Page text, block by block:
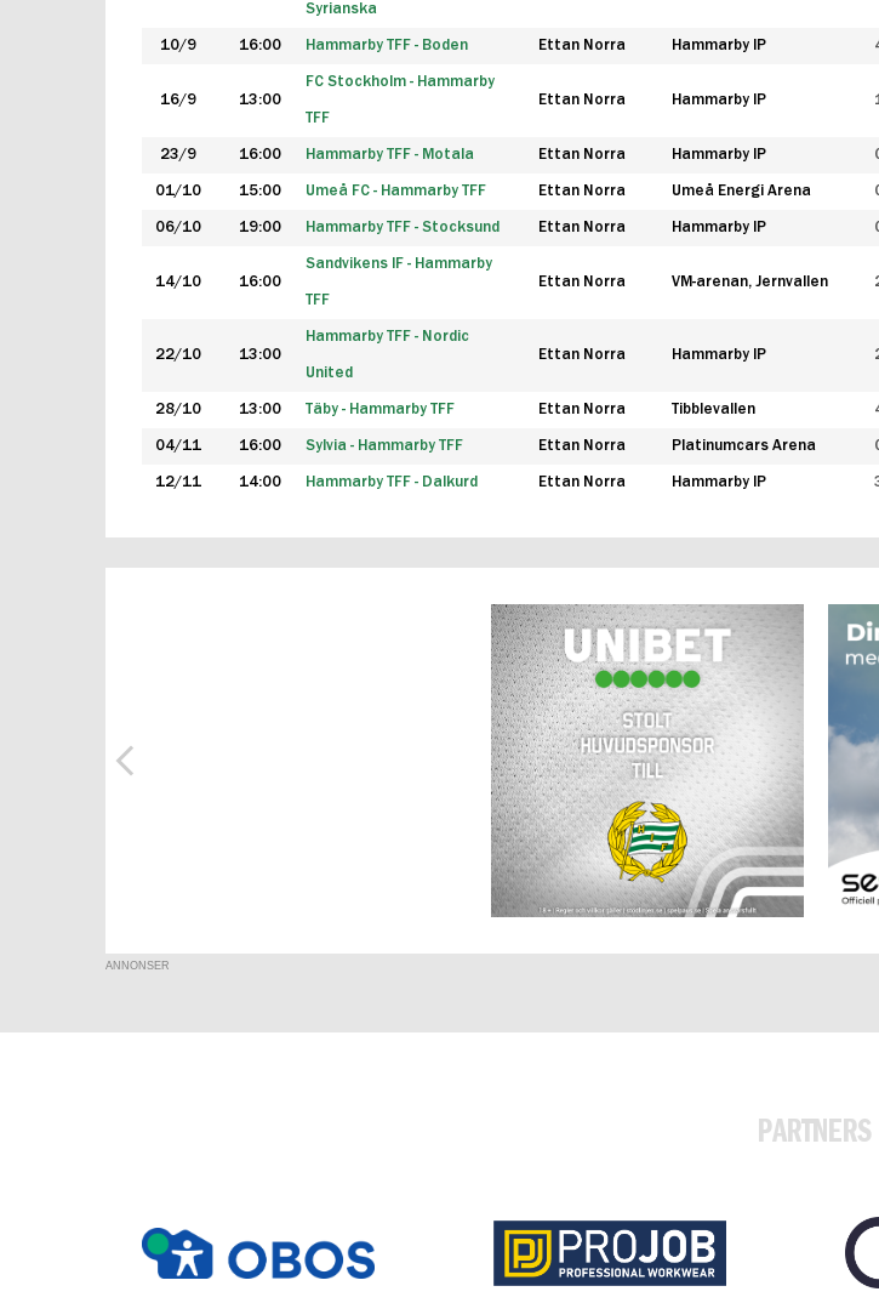
Syrianska
10/9 16:00 Hammarby TFF - Boden Ettan Norra Hammarby IP
16/9 13:00
FC Stockholm - Hammarby
TFF
Ettan Norra Hammarby IP
23/9 16:00 Hammarby TFF - Motala Ettan Norra Hammarby IP
01/10 15:00 Umeå FC - Hammarby TFF Ettan Norra Umeå Energi Arena
06/10 19:00 Hammarby TFF - Stocksund Ettan Norra Hammarby IP
14/10 16:00
Sandvikens IF - Hammarby
TFF
Ettan Norra VM-arenan, Jernvallen
22/10 13:00
Hammarby TFF - Nordic
United
Ettan Norra Hammarby IP
28/10 13:00 Täby - Hammarby TFF Ettan Norra Tibblevallen
04/11 16:00 Sylvia - Hammarby TFF Ettan Norra Platinumcars Arena
12/11 14:00 Hammarby TFF - Dalkurd Ettan Norra Hammarby IP
ANNONSER
PARTNERS